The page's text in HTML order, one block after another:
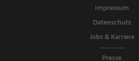
Impressum
Datenschutz
Jobs & Karriere
Presse